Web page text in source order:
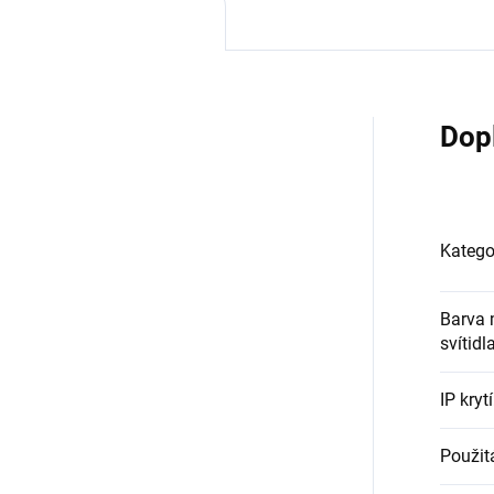
Barva
svítidla
IP krytí